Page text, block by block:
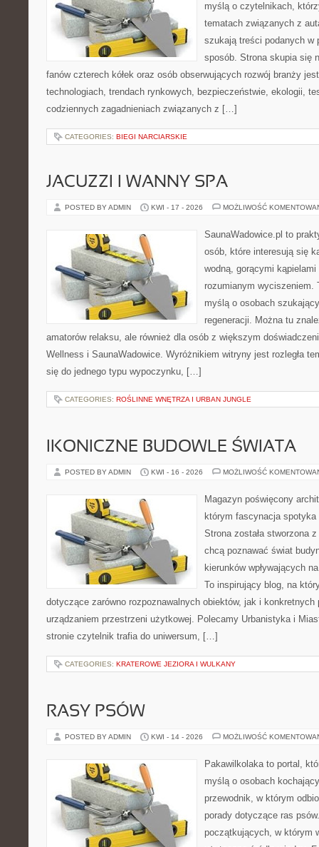
myślą o czytelnikach,
tematach związanych z
szukają treści podanych w
sposób. Strona skupia się
fanów czterech kółek oraz osób obserwujących rozwój branży
technologiach, trendach rynkowych, bezpieczeństwie, ekologii,
codziennych zagadnieniach związanych z […]
CATEGORIES: BIEGI NARCIARSKIE
JACUZZI I WANNY SPA
POSTED BY ADMIN KWI - 17 - 2026 MOŻLIWOŚĆ
SaunaWadowice.pl to
osób, które interesują się
wodną, gorącymi
rozumianym wyciszeniem.
myślą o osobach
regeneracji. Można tu
amatorów relaksu, ale również dla osób z większym
Wellness i SaunaWadowice. Wyróżnikiem witryny jest rozległa
się do jednego typu wypoczynku, […]
CATEGORIES: ROŚLINNE WNĘTRZA I URBAN JUNGLE
IKONICZNE BUDOWLE ŚWIATA
POSTED BY ADMIN KWI - 16 - 2026 MOŻLIWOŚĆ
Magazyn poświęcony
którym fascynacja
Strona została stworzona
chcą poznawać świat
kierunków wpływających
To inspirujący blog, na
dotyczące zarówno rozpoznawalnych obiektów, jak i konkretnych
urządzaniem przestrzeni użytkowej. Polecamy Urbanistyka i
stronie czytelnik trafia do uniwersum, […]
CATEGORIES: KRATEROWE JEZIORA I WULKANY
RASY PSÓW
POSTED BY ADMIN KWI - 14 - 2026 MOŻLIWOŚĆ
Pakawilkolaka to portal,
myślą o osobach
przewodnik, w którym
porady dotyczące ras
początkujących, w którym